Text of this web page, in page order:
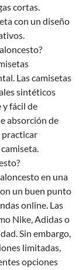
cortas.
con un diseño
Las camisetas
sintéticos
fácil de
absorción de
practicar
en una
un buen punto
online. Las
Nike, Adidas o
Sin embargo,
limitadas,
opciones